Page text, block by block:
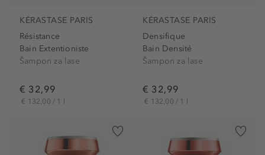
KÉRASTASE PARIS
Résistance
Bain Extentioniste
Šampon za lase
€ 32,99
€ 132,00 / 1 l
KÉRASTASE PARIS
Densifique
Bain Densité
Šampon za lase
€ 32,99
€ 132,00 / 1 l